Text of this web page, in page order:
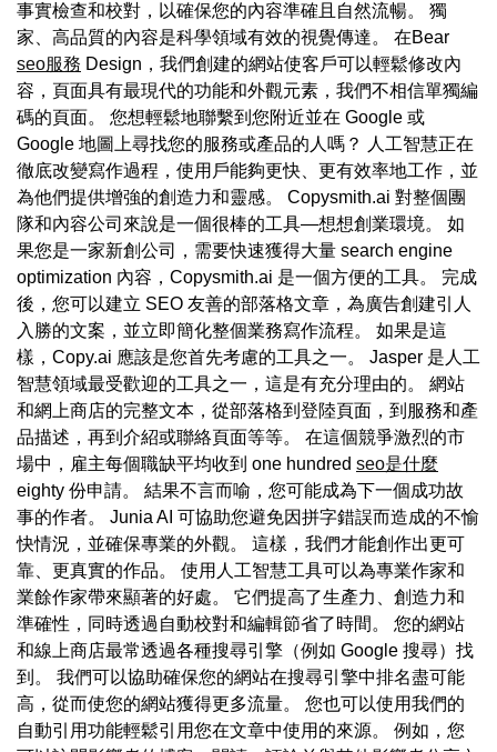
事實檢查和校對，以確保您的內容準確且自然流暢。 獨
家、高品質的內容是科學領域有效的視覺傳達。 在Bear
seo服務 Design，我們創建的網站使客戶可以輕鬆修改內
容，頁面具有最現代的功能和外觀元素，我們不相信單獨編
碼的頁面。 您想輕鬆地聯繫到您附近並在 Google 或
Google 地圖上尋找您的服務或產品的人嗎？ 人工智慧正在
徹底改變寫作過程，使用戶能夠更快、更有效率地工作，並
為他們提供增強的創造力和靈感。 Copysmith.ai 對整個團
隊和內容公司來說是一個很棒的工具—想想創業環境。 如
果您是一家新創公司，需要快速獲得大量 search engine
optimization 內容，Copysmith.ai 是一個方便的工具。 完成
後，您可以建立 SEO 友善的部落格文章，為廣告創建引人
入勝的文案，並立即簡化整個業務寫作流程。 如果是這
樣，Copy.ai 應該是您首先考慮的工具之一。 Jasper 是人工
智慧領域最受歡迎的工具之一，這是有充分理由的。 網站
和網上商店的完整文本，從部落格到登陸頁面，到服務和產
品描述，再到介紹或聯絡頁面等等。 在這個競爭激烈的市
場中，雇主每個職缺平均收到 one hundred seo是什麼
eighty 份申請。 結果不言而喻，您可能成為下一個成功故
事的作者。 Junia AI 可協助您避免因拼字錯誤而造成的不愉
快情況，並確保專業的外觀。 這樣，我們才能創作出更可
靠、更真實的作品。 使用人工智慧工具可以為專業作家和
業餘作家帶來顯著的好處。 它們提高了生產力、創造力和
準確性，同時透過自動校對和編輯節省了時間。 您的網站
和線上商店最常透過各種搜尋引擎（例如 Google 搜尋）找
到。 我們可以協助確保您的網站在搜尋引擎中排名盡可能
高，從而使您的網站獲得更多流量。 您也可以使用我們的
自動引用功能輕鬆引用您在文章中使用的來源。 例如，您